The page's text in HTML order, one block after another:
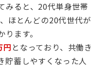
みると、20代単身世帯
ほとんどの20代世代が
ます。
円 となっており、共働き
貯蓄しやすくなった人